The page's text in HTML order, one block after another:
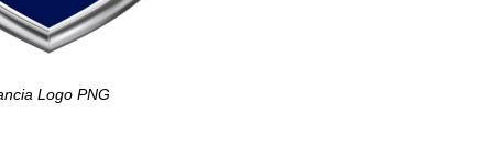
Logo PNG